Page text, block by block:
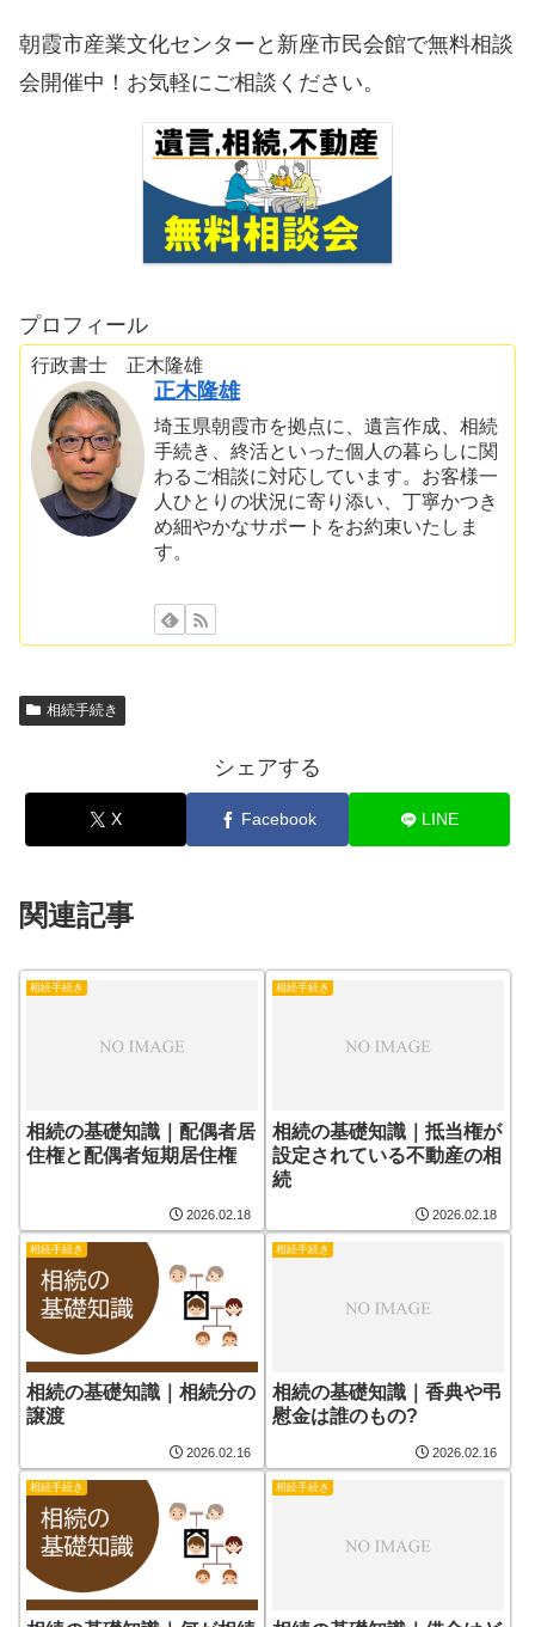
朝霞市産業文化センターと新座市民会館で無料相談
会開催中！お気軽にご相談ください。
プロフィール
行政書士 正木隆雄
正木隆雄
埼玉県朝霞市を拠点に、遺言作成、相続
手続き、終活といった個人の暮らしに関
わるご相談に対応しています。お客様一
人ひとりの状況に寄り添い、丁寧かつき
め細やかなサポートをお約束いたしま
す。
相続手続き
シェアする
X Facebook LINE
関連記事
相続手続き
相続の基礎知識｜配偶者居
住権と配偶者短期居住権
2026.02.18
相続手続き
相続の基礎知識｜抵当権が
設定されている不動産の相
続
2026.02.18
相続手続き
相続の基礎知識｜相続分の
譲渡
2026.02.16
相続手続き
相続の基礎知識｜香典や弔
慰金は誰のもの?
2026.02.16
相続手続き 相続手続き